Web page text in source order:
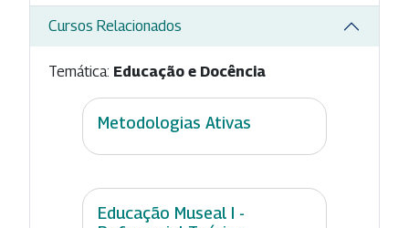
Cursos Relacionados
Temática: Educação e Docência
Metodologias Ativas
Educação Museal I -